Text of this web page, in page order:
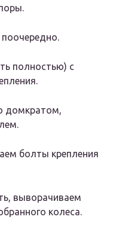
полностью) с
домкратом,
болты крепления
выворачиваем
колеса.